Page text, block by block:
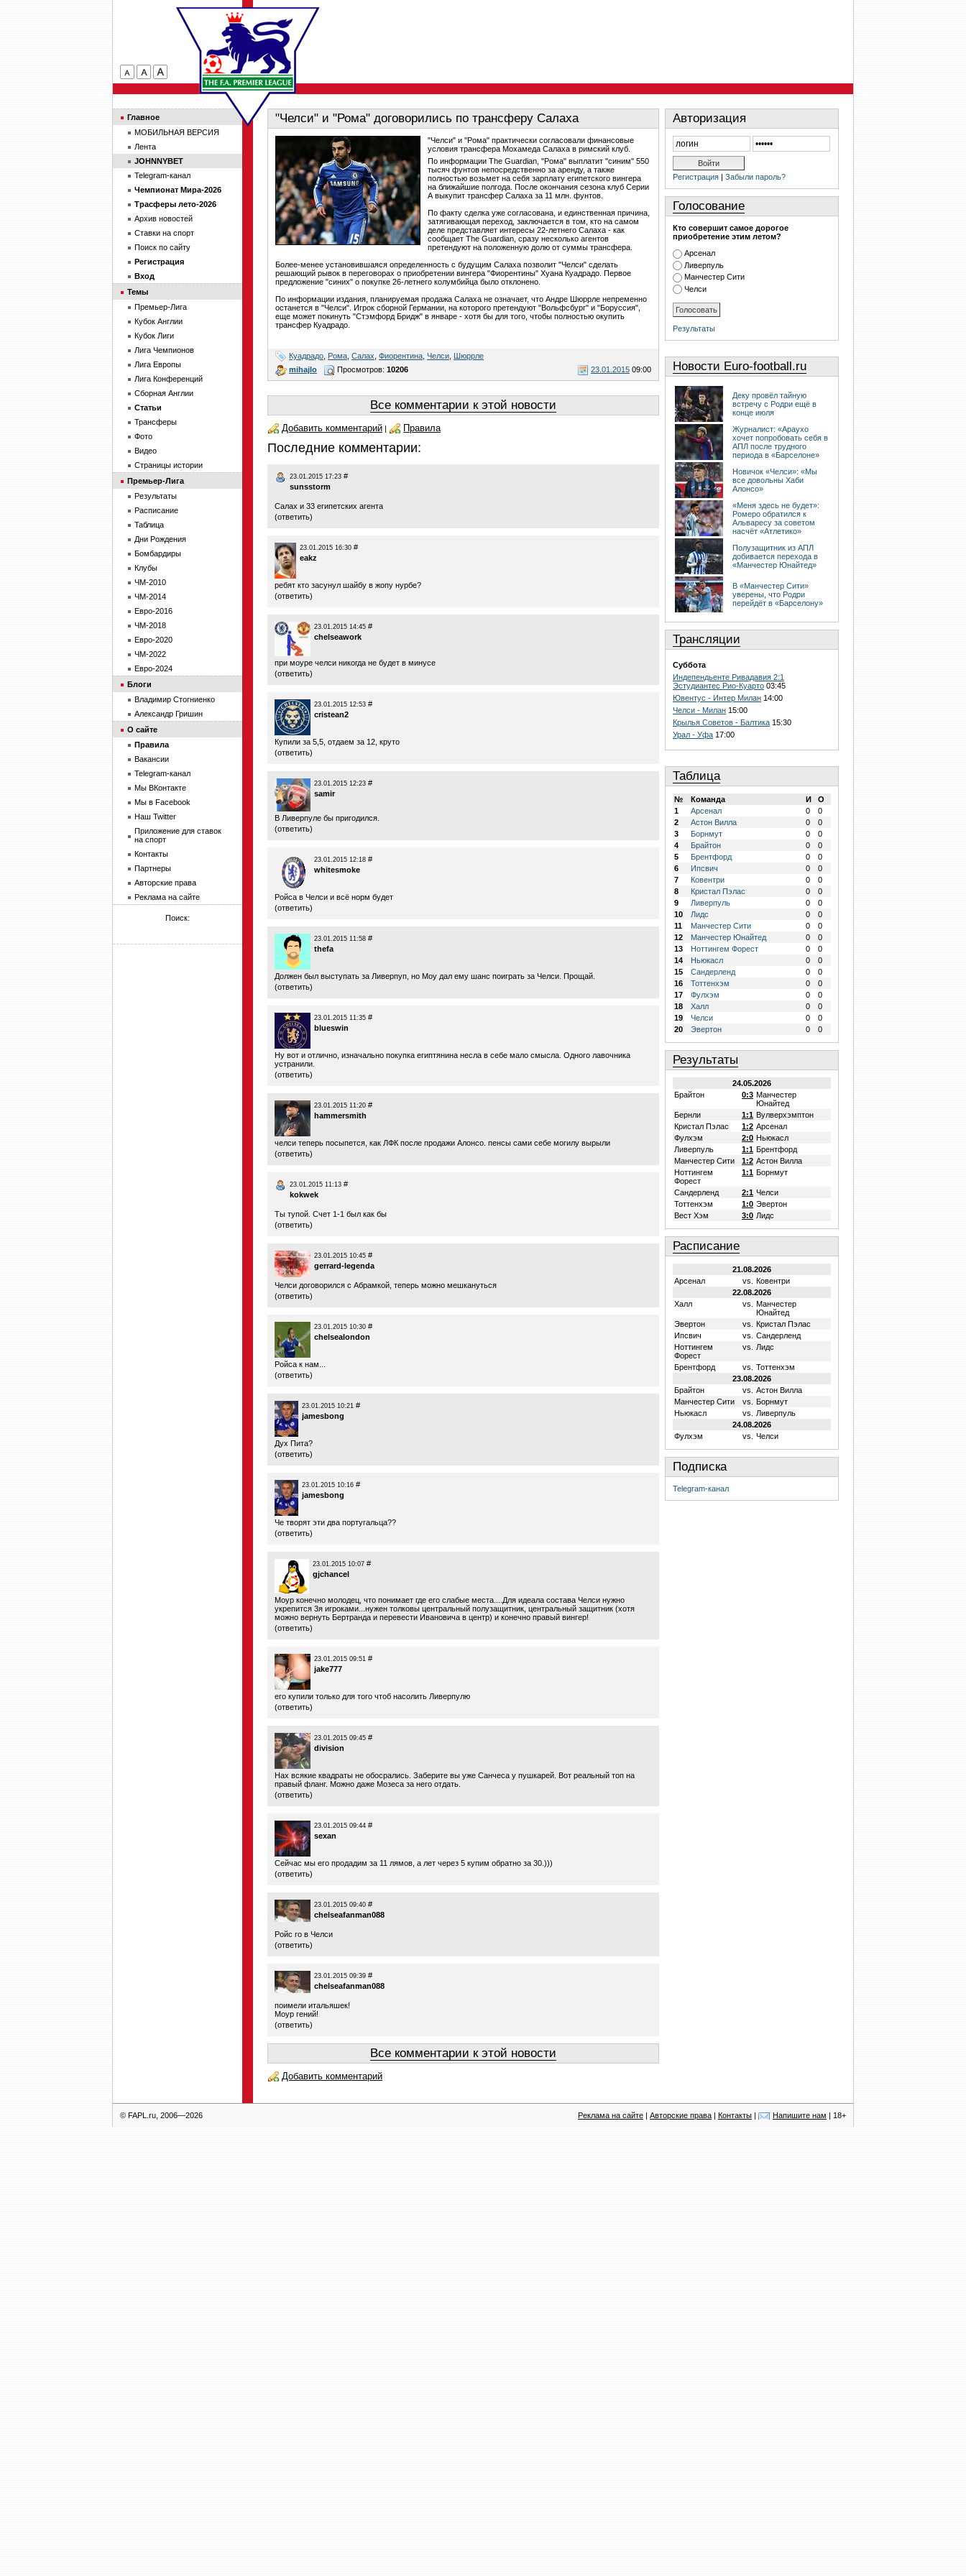
"Челси" и "Рома" договорились по трансферу Салаха
"Челси" и "Рома" практически согласовали финансовые
условия трансфера Мохамеда Салаха в римский клуб.
По информации The Guardian, "Рома" выплатит "синим" 550
тысяч фунтов непосредственно за аренду, а также
полностью возьмет на себя зарплату египетского вингера
на ближайшие полгода. После окончания сезона клуб Серии
А выкупит трансфер Салаха за 11 млн. фунтов.
По факту сделка уже согласована, и единственная причина,
затягивающая переход, заключается в том, кто на самом
деле представляет интересы 22-летнего Салаха - как
сообщает The Guardian, сразу несколько агентов
претендуют на положенную долю от суммы трансфера.
Более-менее установившаяся определенность с будущим Салаха позволит "Челси" сделать
решающий рывок в переговорах о приобретении вингера "Фиорентины" Хуана Куадрадо. Первое
предложение "синих" о покупке 26-летнего колумбийца было отклонено.
По информации издания, планируемая продажа Салаха не означает, что Андре Шюррле непременно
останется в "Челси". Игрок сборной Германии, на которого претендуют "Вольфсбург" и "Боруссия",
еще может покинуть "Стэмфорд Бридж" в январе - хотя бы для того, чтобы полностью окупить
трансфер Куадрадо.
Куадрадо Рома Салах Фиорентина Челси Шюррле
mihajlo
23.01.2015 09:00
Просмотров: 10206
Все комментарии к этой новости
Добавить комментарий | Правила
Последние комментарии:
23.01.2015 17:23 #
sunsstorm
Салах и 33 египетских агента
(ответить)
23.01.2015 16:30 #
eakz
ребят кто засунул шайбу в жопу нурбе?
(ответить)
23.01.2015 14:45 #
chelseawork
при моуре челси никогда не будет в минусе
(ответить)
23.01.2015 12:53 #
cristean2
Купили за 5,5, отдаем за 12, круто
(ответить)
23.01.2015 12:23 #
samir
В Ливерпуле бы пригодился.
(ответить)
23.01.2015 12:18 #
whitesmoke
Ройса в Челси и всё норм будет
(ответить)
23.01.2015 11:58 #
thefa
Должен был выступать за Ливерпуп, но Моу дал ему шанс поиграть за Челси. Прощай.
(ответить)
23.01.2015 11:35 #
blueswin
Ну вот и отлично, изначально покупка египтянина несла в себе мало смысла. Одного лавочника
устранили.
(ответить)
23.01.2015 11:20 #
hammersmith
челси теперь посыпется, как ЛФК после продажи Алонсо. пенсы сами себе могилу вырыли
(ответить)
23.01.2015 11:13 #
kokwek
Ты тупой. Счет 1-1 был как бы
(ответить)
23.01.2015 10:45 #
gerrard-legenda
Челси договорился с Абрамкой, теперь можно мешкануться
(ответить)
23.01.2015 10:30 #
chelsealondon
Ройса к нам...
(ответить)
23.01.2015 10:21 #
jamesbong
Дух Пита?
(ответить)
23.01.2015 10:16 #
jamesbong
Че творят эти два португальца??
(ответить)
23.01.2015 10:07 #
gjchancel
Моур конечно молодец, что понимает где его слабые места....Для идеала состава Челси нужно
укрепится 3я игроками...нужен толковы центральный полузащитник, центральный защитник (хотя
можно вернуть Бертранда и перевести Ивановича в центр) и конечно правый вингер!
(ответить)
23.01.2015 09:51 #
jake777
его купили только для того чтоб насолить Ливерпулю
(ответить)
23.01.2015 09:45 #
division
Нах всякие квадраты не обосрались. Заберите вы уже Санчеса у пушкарей. Вот реальный топ на
правый фланг. Можно даже Мозеса за него отдать.
(ответить)
23.01.2015 09:44 #
sexan
Сейчас мы его продадим за 11 лямов, а лет через 5 купим обратно за 30.)))
(ответить)
23.01.2015 09:40 #
chelseafanman088
Ройс го в Челси
(ответить)
23.01.2015 09:39 #
chelseafanman088
поимели итальяшек!
Моур гений!
(ответить)
Все комментарии к этой новости
Добавить комментарий
Авторизация
Регистрация | Забыли пароль?
Голосование
Кто совершит самое дорогое
приобретение этим летом?
Арсенал
Ливерпуль
Манчестер Сити
Челси
Результаты
Новости Euro-football.ru
Деку провёл тайную
встречу с Родри ещё в
конце июля
Журналист: «Араухо
хочет попробовать себя в
АПЛ после трудного
периода в «Барселоне»
Новичок «Челси»: «Мы
все довольны Хаби
Алонсо»
«Меня здесь не будет»:
Ромеро обратился к
Альваресу за советом
насчёт «Атлетико»
Полузащитник из АПЛ
добивается перехода в
«Манчестер Юнайтед»
В «Манчестер Сити»
уверены, что Родри
перейдёт в «Барселону»
Трансляции
Суббота
Индепендьенте Ривадавия 2:1
Эстудиантес Рио-Куарто 03:45
Ювентус - Интер Милан 14:00
Челси - Милан 15:00
Крылья Советов - Балтика 15:30
Урал - Уфа 17:00
Таблица
№ Команда И
О
1
Арсенал 0
0
2
Астон Вилла 0
0
3
Борнмут 0
0
4
Брайтон 0
0
5
Брентфорд 0
0
6
Ипсвич 0
0
7
Ковентри 0
0
8
Кристал Пэлас 0
0
9
Ливерпуль 0
0
10
Лидс 0
0
11
Манчестер Сити 0
0
12
Манчестер Юнайтед 0
0
13
Ноттингем Форест 0
0
14
Ньюкасл 0
0
15
Сандерленд 0
0
16
Тоттенхэм 0
0
17
Фулхэм 0
0
18
Халл 0
0
19
Челси 0
0
20
Эвертон 0 0
Результаты
24.05.2026
Брайтон
0:3 Манчестер
Юнайтед
Бернли
1:1 Вулверхэмптон
Кристал Пэлас
1:2 Арсенал
Фулхэм
2:0 Ньюкасл
Ливерпуль
1:1 Брентфорд
Манчестер Сити
1:2 Астон Вилла
Ноттингем
Форест
1:1 Борнмут
Сандерленд 2:1 Челси
Тоттенхэм
1:0 Эвертон
Вест Хэм
3:0 Лидс
Расписание
21.08.2026
Арсенал
vs.
Ковентри
22.08.2026
Халл
vs.
Манчестер
Юнайтед
Эвертон
vs.
Кристал Пэлас
Ипсвич
vs.
Сандерленд
Ноттингем
Форест
vs. Лидс
Брентфорд vs.
Тоттенхэм
23.08.2026
Брайтон
vs.
Астон Вилла
Манчестер Сити
vs.
Борнмут
Ньюкасл
vs.
Ливерпуль
24.08.2026
Фулхэм
vs. Челси
Подписка
Telegram-канал
Главное
МОБИЛЬНАЯ ВЕРСИЯ
Лента
JOHNNYBET
Telegram-канал
Чемпионат Мира-2026
Трасферы лето-2026
Архив новостей
Ставки на спорт
Поиск по сайту
Регистрация
Вход
Темы
Премьер-Лига
Кубок Англии
Кубок Лиги
Лига Чемпионов
Лига Европы
Лига Конференций
Сборная Англии
Статьи
Трансферы
Фото
Видео
Страницы истории
Премьер-Лига
Результаты
Расписание
Таблица
Дни Рождения
Бомбардиры
Клубы
ЧМ-2010
ЧМ-2014
Евро-2016
ЧМ-2018
Евро-2020
ЧМ-2022
Евро-2024
Блоги
Владимир Стогниенко
Александр Гришин
О сайте
Правила
Вакансии
Telegram-канал
Мы ВКонтакте
Мы в Facebook
Наш Twitter
Приложение для ставок
на спорт
Контакты
Партнеры
Авторские права
Реклама на сайте
Поиск:
© FAPL.ru, 2006—2026 Реклама на сайте | Авторские права | Контакты | Напишите нам | 18+